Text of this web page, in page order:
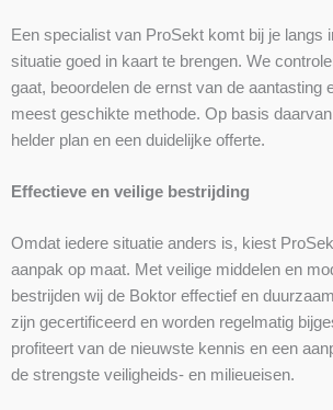
Een specialist van ProSekt komt bij je langs
situatie goed in kaart te brengen. We
gaat, beoordelen de ernst van de aantasting
meest geschikte methode. Op basis
helder plan en een duidelijke offerte.
Effectieve en veilige bestrijding
Omdat iedere situatie anders is, kiest
aanpak op maat. Met veilige middelen en
bestrijden wij de Boktor effectief en
zijn gecertificeerd en worden regelmatig
profiteert van de nieuwste kennis en een
de strengste veiligheids- en milieueisen.